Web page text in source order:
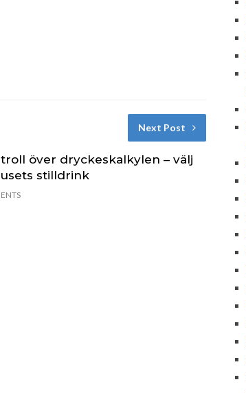
Next Post
över dryckeskalkylen – välj
stilldrink